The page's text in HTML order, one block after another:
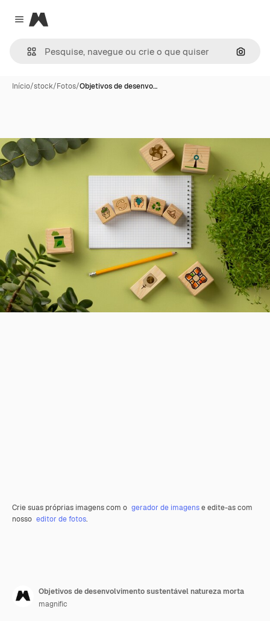
Close menu
Magnific
Início/stock/Fotos/Objetivos de desenvo…
Crie suas próprias imagens com o gerador de imagense edite-as com
nosso editor de fotos.
Objetivos de desenvolvimento sustentável natureza morta
magnific